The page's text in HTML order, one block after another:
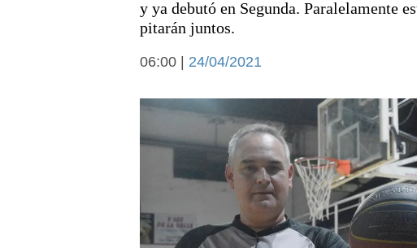
Deportes
Arte y cultura
Aplausos
Cines
Economía y campo
Con el
Espacio
Sociedad y tiempo libre
y ya debutó en Segunda. Paralelamente
pitarán juntos.
06:00 | 24/04/2021